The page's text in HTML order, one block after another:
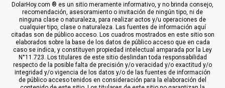
DolarHoy.com ® es un sitio meramente informativo, y no brinda consejo,
recomendación, asesoramiento o invitación de ningún tipo, ni de
ninguna clase o naturaleza, para realizar actos y/u operaciones de
cualquier tipo, clase o naturaleza. Las fuentes de información aquí
citadas son de público acceso. Los cuadros mostrados en este sitio son
elaborados sobre la base de los datos de público acceso que en cada
caso se indica, y constituyen propiedad intelectual amparada por la Ley
N°11.723. Los titulares de este sitio deslindan toda responsabilidad
respecto de la posible falta de precisión y/o veracidad y/o exactitud y/o
integridad y/o vigencia de los datos y/o de las fuentes de información
de público acceso tenidos en consideración para la elaboración del